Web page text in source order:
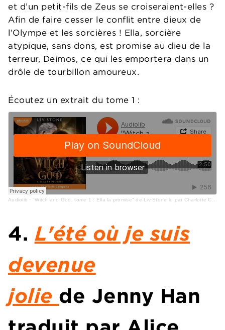
et d’un petit-fils de Zeus se croiseraient-elles ?
Afin de faire cesser le conflit entre dieux de
l’Olympe et les sorcières ! Ella, sorcière
atypique, sans dons, est promise au dieu de la
terreur, Deimos, ce qui les emportera dans un
drôle de tourbillon amoureux.
Écoutez un extrait du tome 1 :
Audiolib · "Witch and God, tome 1 : Ella la promise" de Liv Stone lu par Charlotte Campana
4. L'été où je suis
devenue
jolie de Jenny Han